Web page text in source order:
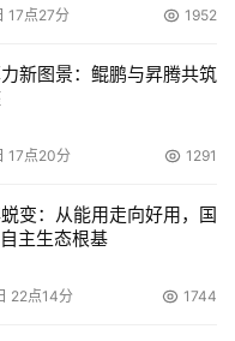
17点27分 1952
新图景：鲲鹏与昇腾共筑
17点20分 1291
变：从能用走向好用，国
主生态根基
22点14分 1744